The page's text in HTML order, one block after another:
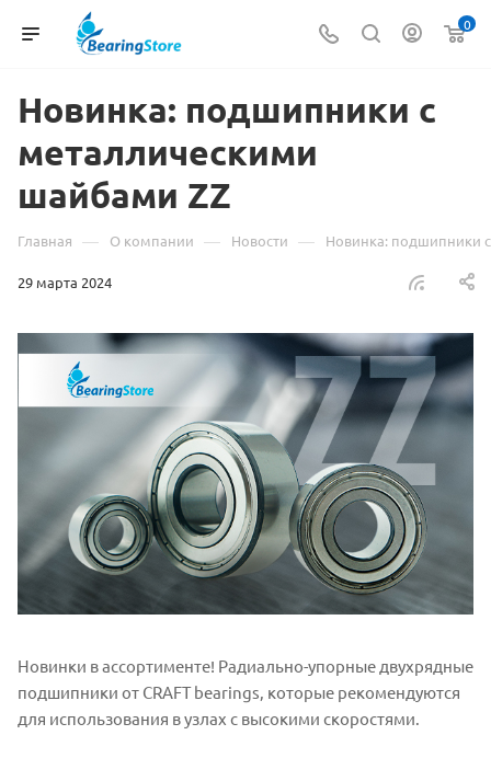
0
Новинка: подшипники с
металлическими
шайбами ZZ
Главная — О компании — Новости — Новинка: подшипники
29 марта 2024
Новинки в ассортименте! Радиально-упорные двухрядные
подшипники от CRAFT bearings, которые рекомендуются
для использования в узлах с высокими скоростями.